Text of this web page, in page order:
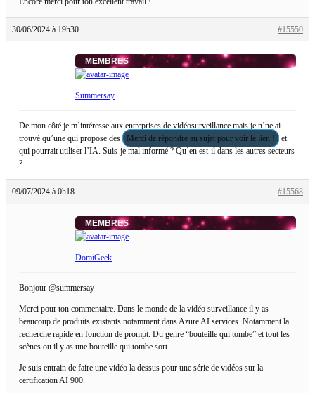
30/06/2024 à 19h30 #15550
MEMBRES
Summersay
De mon côté je m’intéresse aux entreprises de vidéosurveillance mais je n’ne ai
trouvé qu’une qui propose des
Merci de répondre au sujet pour voir le lien !
et
qui pourrait utiliser l’IA. Suis-je mal informé ? Qu’en est-il dans les autres secteurs
?
09/07/2024 à 0h18 #15568
MEMBRES
DomiGeek
Bonjour @summersay
Merci pour ton commentaire. Dans le monde de la vidéo surveillance il y as
beaucoup de produits existants notamment dans Azure AI services. Notamment la
recherche rapide en fonction de prompt. Du genre “bouteille qui tombe” et tout les
scènes ou il y as une bouteille qui tombe sort.
Je suis entrain de faire une vidéo la dessus pour une série de vidéos sur la
certification AI 900.